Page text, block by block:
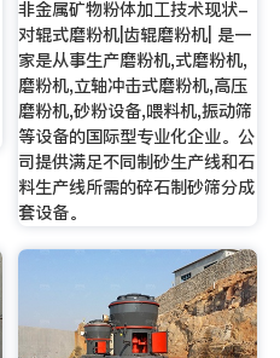
非金属矿物粉体加工技术现状-
对辊式磨粉机|齿辊磨粉机| 是一
家是从事生产磨粉机,式磨粉机,
磨粉机,立轴冲击式磨粉机,高压
磨粉机,砂粉设备,喂料机,振动筛
等设备的国际型专业化企业。公
司提供满足不同制砂生产线和石
料生产线所需的碎石制砂筛分成
套设备。